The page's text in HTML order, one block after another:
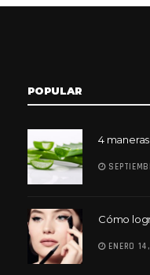
POPULAR
4
Cómo
ENERO